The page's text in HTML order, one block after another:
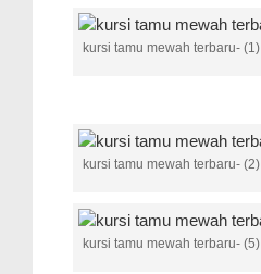
kursi tamu mewah terbaru- (1)
kursi tamu mewah terbaru- (2)
kursi tamu mewah terbaru- (5)